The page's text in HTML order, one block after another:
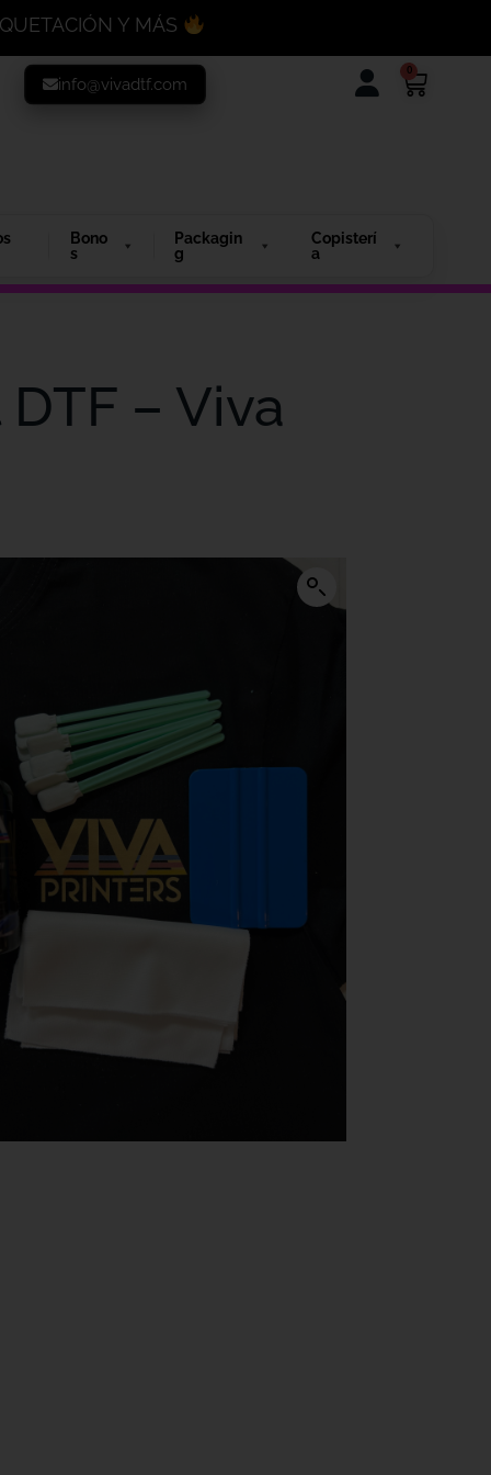
Y MÁS
0
info@vivadtf.com
Bono
s
Packagin
g
Copisterí
a
– Viva